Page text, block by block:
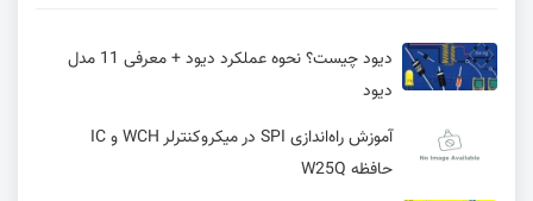
دیود چیست؟ نحوه عملکرد دیود + معرفی 11 مدل
دیود
آموزش راه‌اندازی SPI در میکروکنترلر WCH و IC
حافظه W25Q